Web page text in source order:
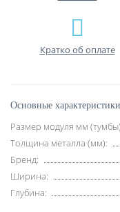
Кратко об оплате
Основные характеристики
Размер модуля мм
Толщина металла (мм):
Бренд:
Ширина:
Глубина: